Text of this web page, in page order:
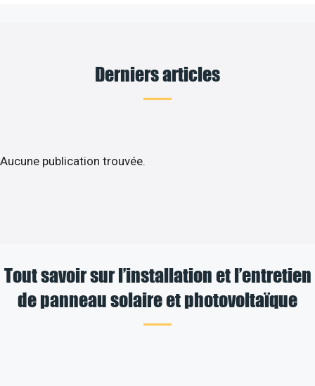
Derniers articles
Aucune publication trouvée.
Tout savoir sur l’installation et l’entretien
de panneau solaire et photovoltaïque